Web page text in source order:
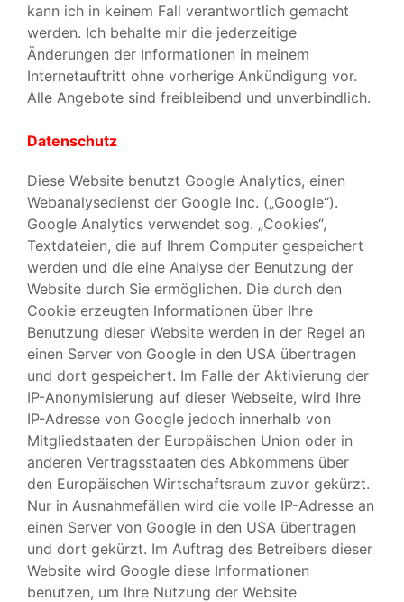
kann ich in keinem Fall verantwortlich gemacht
werden. Ich behalte mir die jederzeitige
Änderungen der Informationen in meinem
Internetauftritt ohne vorherige Ankündigung vor.
Alle Angebote sind freibleibend und unverbindlich.
Datenschutz
Diese Website benutzt Google Analytics, einen
Webanalysedienst der Google Inc. („Google“).
Google Analytics verwendet sog. „Cookies“,
Textdateien, die auf Ihrem Computer gespeichert
werden und die eine Analyse der Benutzung der
Website durch Sie ermöglichen. Die durch den
Cookie erzeugten Informationen über Ihre
Benutzung dieser Website werden in der Regel an
einen Server von Google in den USA übertragen
und dort gespeichert. Im Falle der Aktivierung der
IP-Anonymisierung auf dieser Webseite, wird Ihre
IP-Adresse von Google jedoch innerhalb von
Mitgliedstaaten der Europäischen Union oder in
anderen Vertragsstaaten des Abkommens über
den Europäischen Wirtschaftsraum zuvor gekürzt.
Nur in Ausnahmefällen wird die volle IP-Adresse an
einen Server von Google in den USA übertragen
und dort gekürzt. Im Auftrag des Betreibers dieser
Website wird Google diese Informationen
benutzen, um Ihre Nutzung der Website